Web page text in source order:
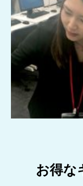
お得な